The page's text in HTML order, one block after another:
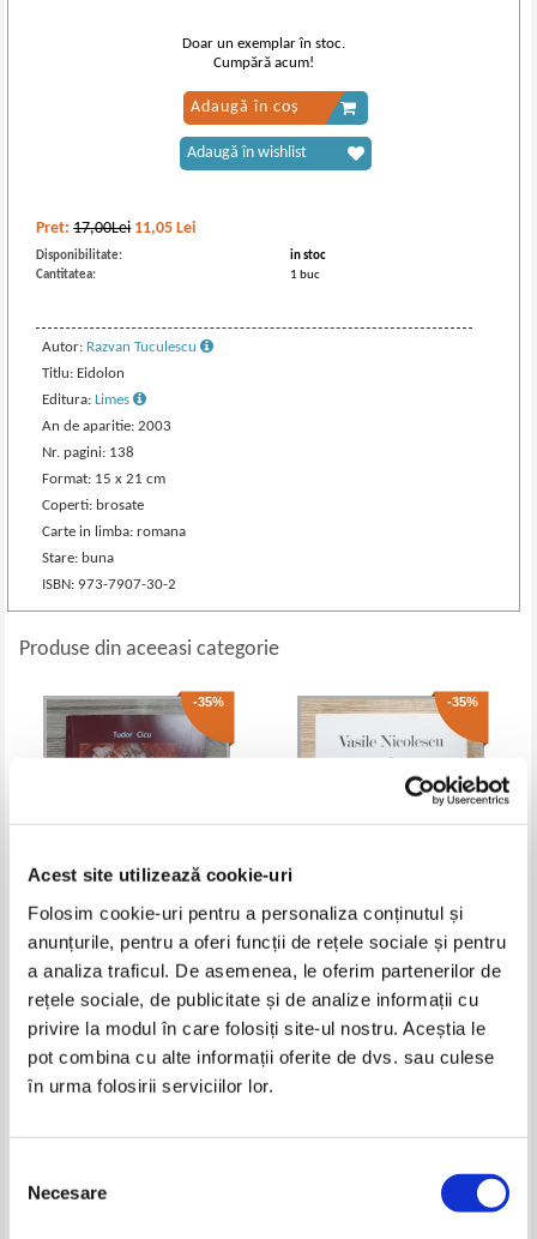
Acest site utilizează cookie-uri
Folosim cookie-uri pentru a personaliza conținutul și
anunțurile, pentru a oferi funcții de rețele sociale și pentru
a analiza traficul. De asemenea, le oferim partenerilor de
rețele sociale, de publicitate și de analize informații cu
privire la modul în care folosiți site-ul nostru. Aceștia le
pot combina cu alte informații oferite de dvs. sau culese
în urma folosirii serviciilor lor.
consimțământului
Necesare
Pret:17,00Lei 11,05 Lei
Disponibilitate:
in stoc
Cantitatea:
1 buc
Autor: Razvan Tuculescu
Titlu: Eidolon
Editura:Limes
An de aparitie: 2003
Nr. pagini: 138
Format: 15 x 21 cm
Coperti: brosate
Carte in limba: romana
Stare: buna
ISBN: 973-7907-30-2
Doar un exemplar în stoc.
Cumpără acum!
Adaugă în coș
Adaugă în wishlist
Produse din aceeasi categorie
-35%
Pret:17,00Lei 11,05 Lei
Adaugă în coș
-35%
fulgerului
Pret:16,00Lei 10,40 Lei
Adaugă în coș